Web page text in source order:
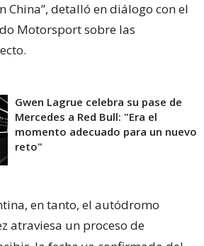
China”, detalló en diálogo con el
Motorsport sobre las
Gwen Lagrue celebra su pase de
Mercedes a Red Bull: "Era el
momento adecuado para un nuevo
reto"
en tanto, el autódromo
atraviesa un proceso de